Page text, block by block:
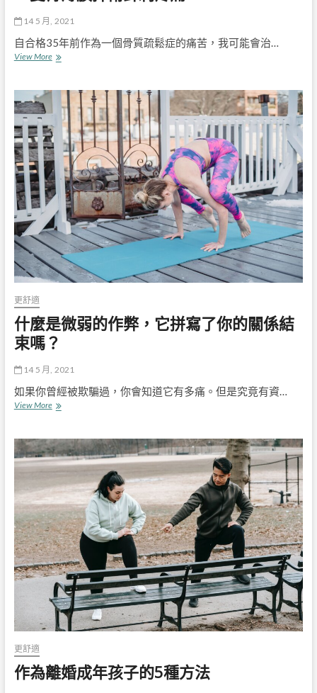
14 5 月, 2021
自合格35年前作為一個骨質疏鬆症的痛苦，我可能會治…
View More一
薄
衛
針
刺
疼
痛
更舒適
什麼是微弱的作弊，它拼寫了你的關係結
束嗎？
14 5 月, 2021
如果你曾經被欺騙過，你會知道它有多痛。但是究竟有資…
View More什
微
弱
的
弊，
它
拼
寫
了
你
的
關
係
結
束
嗎？
更舒適
作為離婚成年孩子的5種方法